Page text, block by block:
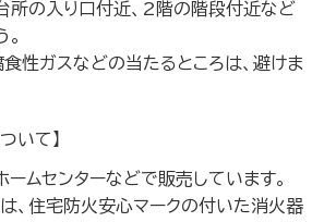
所の入り口付近、2階の階段付近など
食性ガスなどの当たるところは、避けま
いて】
ームセンターなどで販売しています。
、住宅防火安心マークの付いた消火器